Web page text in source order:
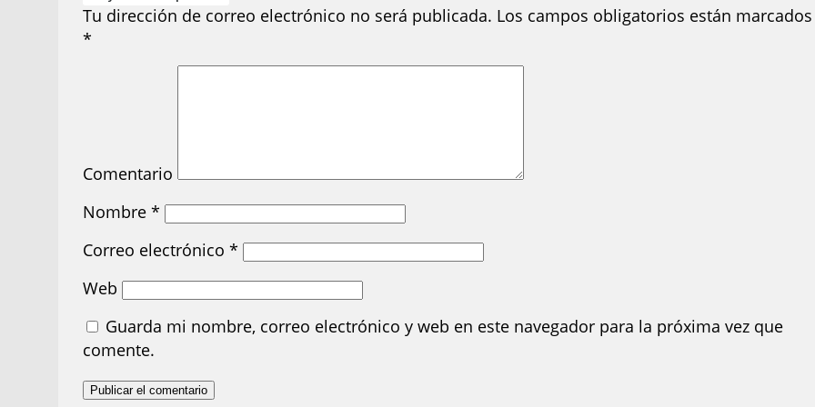
Tu dirección de correo electrónico no será publicada. Los campos obligatorios están
*
Comentario
Nombre*
Correo electrónico*
Web
Guarda mi nombre, correo electrónico y web en este navegador para la próxima vez que
comente.